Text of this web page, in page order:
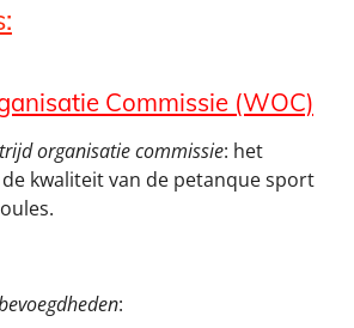
Commissie (WOC)
organisatie commissie: het
kwaliteit van de petanque sport
: